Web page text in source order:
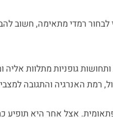
לבחור רמדי מתאימה, חשוב
גופניות מתלוות אליה
רמת האנרגיה והתגובה
אצל אחר היא תופיע